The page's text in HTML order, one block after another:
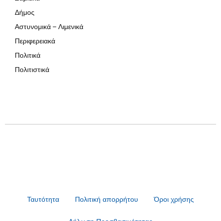
Δήμος
Αστυνομικά – Λιμενικά
Περιφερειακά
Πολιτικά
Πολιτιστικά
Ταυτότητα Πολιτική απορρήτου Όροι χρήσης